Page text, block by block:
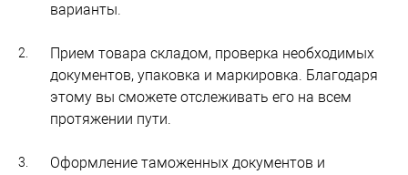
варианты.
Прием товара складом, проверка необходимых
документов, упаковка и маркировка. Благодаря
этому вы сможете отслеживать его на всем
протяжении пути.
Оформление таможенных документов и